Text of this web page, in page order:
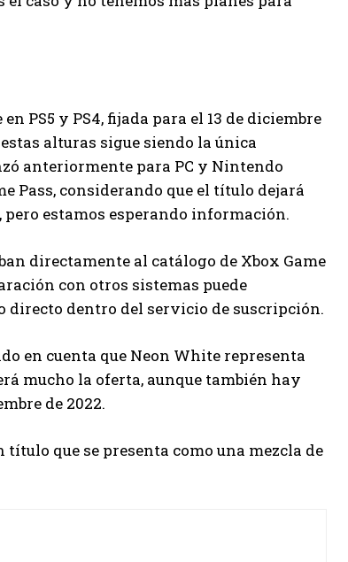
PS5 y PS4, fijada para el 13 de diciembre
alturas sigue siendo la única
anteriormente para PC y Nintendo
Pass, considerando que el título dejará
estamos esperando información.
directamente al catálogo de Xbox Game
con otros sistemas puede
dentro del servicio de suscripción.
en cuenta que Neon White representa
mucho la oferta, aunque también hay
de 2022.
que se presenta como una mezcla de